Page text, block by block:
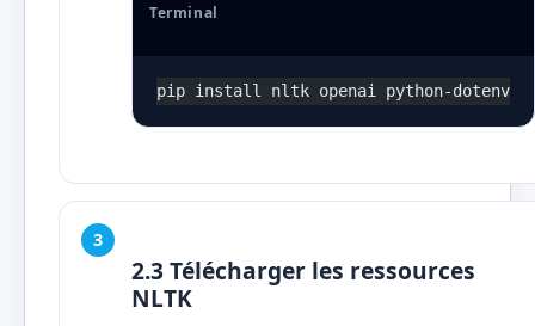
Terminal
pip install nltk openai python-dotenv
2.3 Télécharger les ressources
NLTK